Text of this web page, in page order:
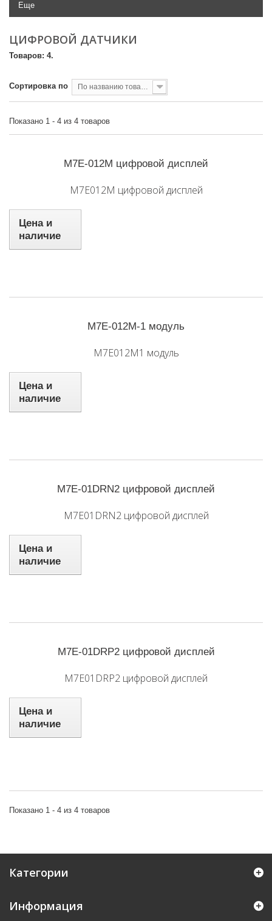
Еще
ЦИФРОВОЙ ДАТЧИКИ
Товаров: 4.
Сортировка по По названию товара, от А до Я
Показано 1 - 4 из 4 товаров
M7E-012M цифровой дисплей
M7E012M цифровой дисплей
Цена и
наличие
M7E-012M-1 модуль
M7E012M1 модуль
Цена и
наличие
M7E-01DRN2 цифровой дисплей
M7E01DRN2 цифровой дисплей
Цена и
наличие
M7E-01DRP2 цифровой дисплей
M7E01DRP2 цифровой дисплей
Цена и
наличие
Показано 1 - 4 из 4 товаров
Категории
Информация